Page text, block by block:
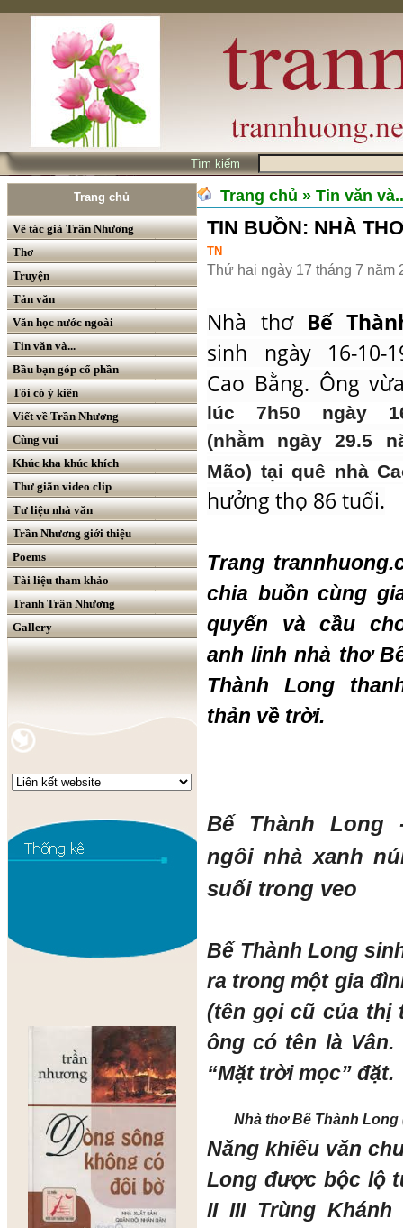
Tìm kiếm
Trang chủ
Về tác giả Trần Nhương
Thơ
Truyện
Tản văn
Văn học nước ngoài
Tin văn và...
Bầu bạn góp cổ phần
Tôi có ý kiến
Viết về Trần Nhương
Cùng vui
Khúc kha khúc khích
Thư giãn video clip
Tư liệu nhà văn
Trần Nhương giới thiệu
Poems
Tài liệu tham khảo
Tranh Trần Nhương
Gallery
Trang chủ » Tin văn
TIN BUỒN: NHÀ
TN
Thứ hai ngày 17 tháng 7 năm
Nhà thơ Bế
sinh ngày 16-10-
Cao Bằng. Ông
lúc 7h50 ngày
(nhằm ngày 29.5
Mão) tại quê nhà
hưởng thọ 86 tuổi.
Trang
chia buồn cùng
quyến và cầu
anh linh nhà thơ
Thành Long
thản về trời.
Bế Thành Long
ngôi nhà xanh
suối trong veo
Bế Thành Long
ra trong một gia
(tên gọi cũ của thị
ông có tên là
“Mặt trời mọc” đặt.
Nhà thơ Bế Thành Long
Năng khiếu văn
Long được bộc lộ
II III Trùng